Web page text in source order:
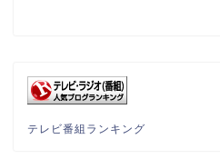
テレビ番組ランキング